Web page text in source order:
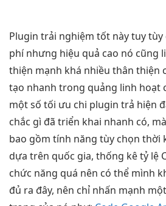
Plugin trải nghiệm tốt này tuytùy
phí nhưng hiệu quả cao nó cũng
thiện mạnh khá nhiều thân thiện
tạo nhanh trong quảng linh hoạt
một số tối ưu chi plugin trả hiện
chắc gì đã triển khai nhanh có, mà
bao gồm tính năng tùy chọn thời
dựa trên quốc gia, thống kê tỷ lệ
chức năng quá nên có thể mình
đủ ra đây, nên chỉ nhấn mạnh